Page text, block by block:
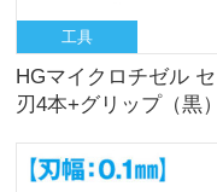
工具
HGマイクロチゼル セ
刃4本+グリップ（黒）